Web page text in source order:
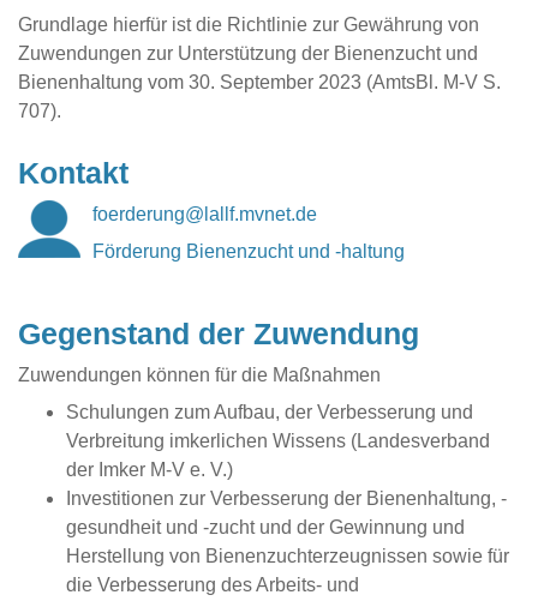
Grundlage hierfür ist die Richtlinie zur Gewährung von
Zuwendungen zur Unterstützung der Bienenzucht und
Bienenhaltung vom 30. September 2023 (AmtsBl. M-V S.
707).
Kontakt
foerderung@lallf.mvnet.de
Förderung Bienenzucht und -haltung
Gegenstand der Zuwendung
Zuwendungen können für die Maßnahmen
Schulungen zum Aufbau, der Verbesserung und
Verbreitung imkerlichen Wissens (Landesverband
der Imker M-V e. V.)
Investitionen zur Verbesserung der Bienenhaltung, -
gesundheit und -zucht und der Gewinnung und
Herstellung von Bienenzuchterzeugnissen sowie für
die Verbesserung des Arbeits- und